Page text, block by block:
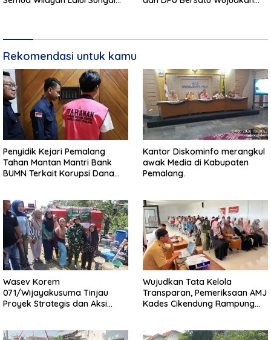
Rekomendasi untuk kamu
Penyidik Kejari Pemalang
Tahan Mantan Mantri Bank
BUMN Terkait Korupsi Dana
Kantor Diskominfo merangkul
awak Media di Kabupaten
Pemalang.
Wasev Korem
071/Wijayakusuma Tinjau
Proyek Strategis dan Aksi
Wujudkan Tata Kelola
Transparan, Pemeriksaan AMJ
Kades Cikendung Rampung